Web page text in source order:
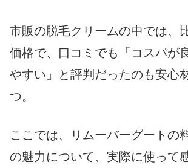
市販の脱毛クリームの中では、
価格で、口コミでも「コスパが
やすい」と評判だったのも安心
つ。
ここでは、リムーバーグートの
の魅力について、実際に使って